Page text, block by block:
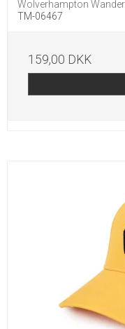
Wolverhampton
TM-06467
159,00 DKK